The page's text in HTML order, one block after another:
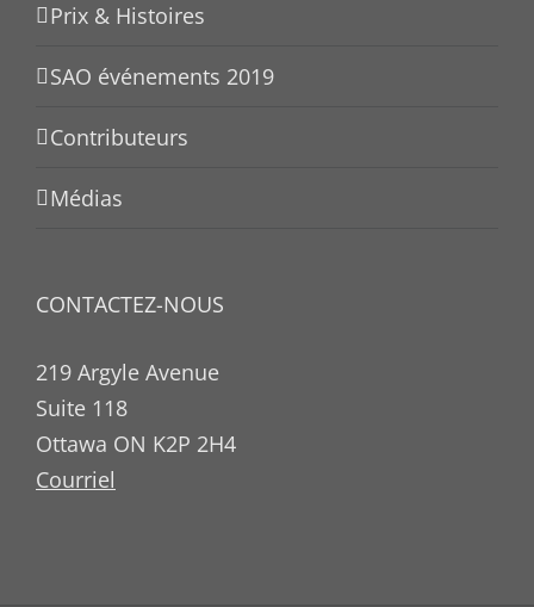
Prix & Histoires
SAO événements 2019
Contributeurs
Médias
CONTACTEZ-NOUS
219 Argyle Avenue
Suite 118
Ottawa ON K2P 2H4
Courriel